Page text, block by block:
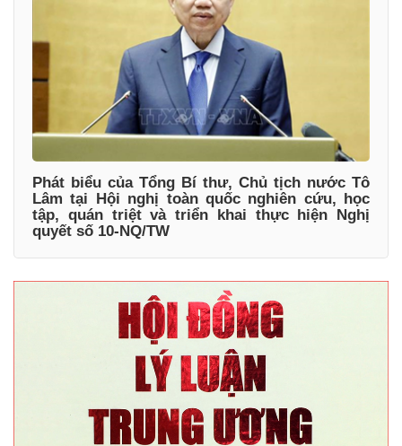
Phát biểu của Tổng Bí thư, Chủ tịch nước Tô
Lâm tại Hội nghị toàn quốc nghiên cứu, học
tập, quán triệt và triển khai thực hiện Nghị
quyết số 10-NQ/TW